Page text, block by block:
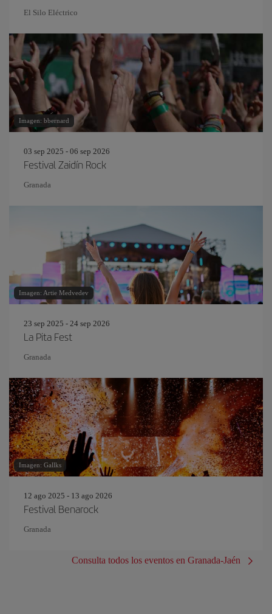
El Silo Eléctrico
Imagen: bbernard
03 sep 2025 - 06 sep 2026
Festival Zaidín Rock
Granada
Imagen: Artie Medvedev
23 sep 2025 - 24 sep 2026
La Pita Fest
Granada
Imagen: Gallks
12 ago 2025 - 13 ago 2026
Festival Benarock
Granada
Consulta todos los eventos en Granada-Jaén